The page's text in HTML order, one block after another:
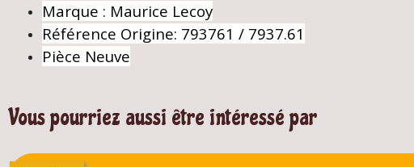
Marque : Maurice Lecoy
Référence Origine: 793761 / 7937.61
Pièce Neuve
Vous pourriez aussi être intéressé par